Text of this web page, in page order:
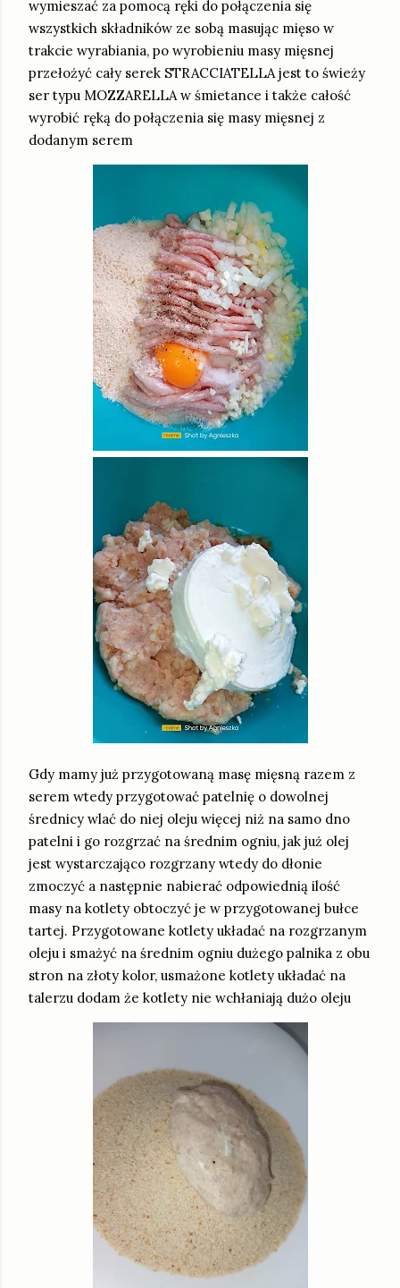
wymieszać za pomocą ręki do połączenia się
wszystkich składników ze sobą masując mięso w
trakcie wyrabiania, po wyrobieniu masy mięsnej
przełożyć cały serek STRACCIATELLA jest to świeży
ser typu MOZZARELLA w śmietance i także całość
wyrobić ręką do połączenia się masy mięsnej z
dodanym serem
Gdy mamy już przygotowaną masę mięsną razem z
serem wtedy przygotować patelnię o dowolnej
średnicy wlać do niej oleju więcej niż na samo dno
patelni i go rozgrzać na średnim ogniu, jak już olej
jest wystarczająco rozgrzany wtedy do dłonie
zmoczyć a następnie nabierać odpowiednią ilość
masy na kotlety obtoczyć je w przygotowanej bułce
tartej. Przygotowane kotlety układać na rozgrzanym
oleju i smażyć na średnim ogniu dużego palnika z obu
stron na złoty kolor, usmażone kotlety układać na
talerzu dodam że kotlety nie wchłaniają dużo oleju